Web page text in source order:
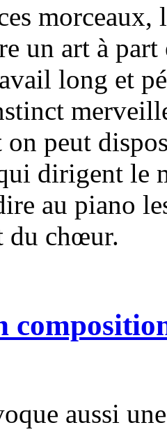
morceaux,
un art à part
long et
peut
dirigent
au piano
du chœur.
aussi